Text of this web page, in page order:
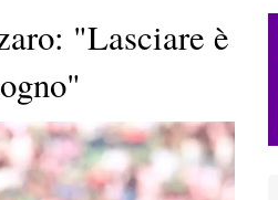
"Lasciare è